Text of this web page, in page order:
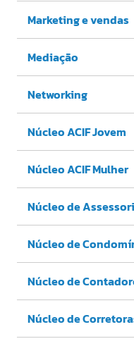
Marketing e vendas
Mediação
Networking
Núcleo ACIF Jovem
Núcleo ACIF Mulher
Núcleo de
Núcleo de
Núcleo de
Núcleo de